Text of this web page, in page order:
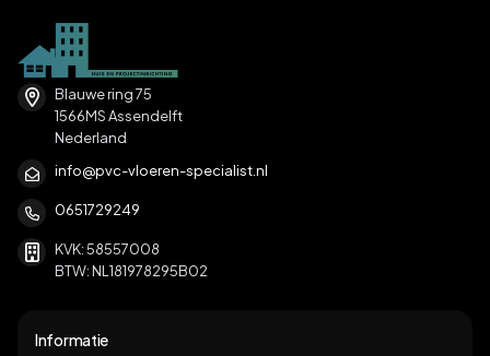
Blauwe ring 75
1566MS Assendelft
Nederland
info@pvc-vloeren-specialist.nl
0651729249
KVK: 58557008
BTW: NL181978295B02
Informatie